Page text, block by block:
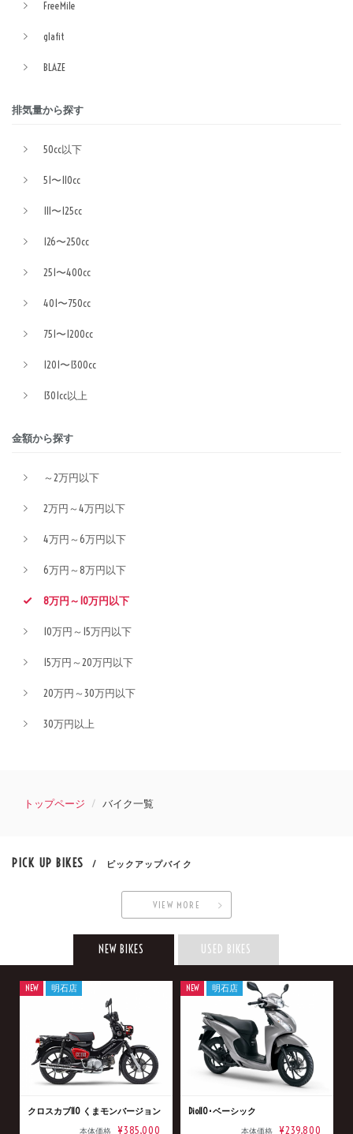
FreeMile
glafit
BLAZE
排気量から探す
50cc以下
51〜110cc
111〜125cc
126〜250cc
251〜400cc
401〜750cc
751〜1200cc
1201〜1300cc
1301cc以上
金額から探す
～2万円以下
2万円～4万円以下
4万円～6万円以下
6万円～8万円以下
8万円～10万円以下
10万円～15万円以下
15万円～20万円以下
20万円～30万円以下
30万円以上
トップページ バイク一覧
PICK UP BIKES / ピックアップバイク
VIEW MORE
NEW BIKES USED BIKES
クロスカブ110 くまモンバージョン
本体価格 ¥385,000
NEW 明石店
Dio110･ベーシック
本体価格 ¥239,800
NEW 明石店